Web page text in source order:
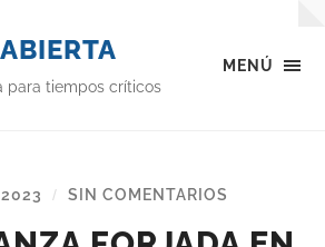
MENÚ
para tiempos críticos
/ SIN COMENTARIOS